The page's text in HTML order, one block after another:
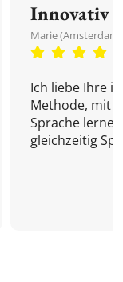
Innovativ
Marie
Ich liebe Ihre
Methode, mit
Sprache
gleichzeitig